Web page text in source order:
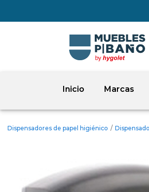
Inicio Marcas
Dispensadores de papel higiénico /